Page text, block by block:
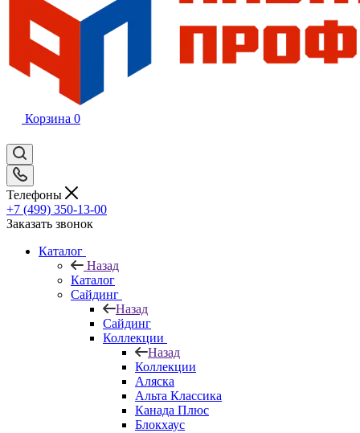
Корзина 0
Телефоны
+7 (499) 350-13-00
Заказать звонок
Каталог
Назад
Каталог
Сайдинг
Назад
Сайдинг
Коллекции
Назад
Коллекции
Аляска
Альта Классика
Канада Плюс
Блокхаус